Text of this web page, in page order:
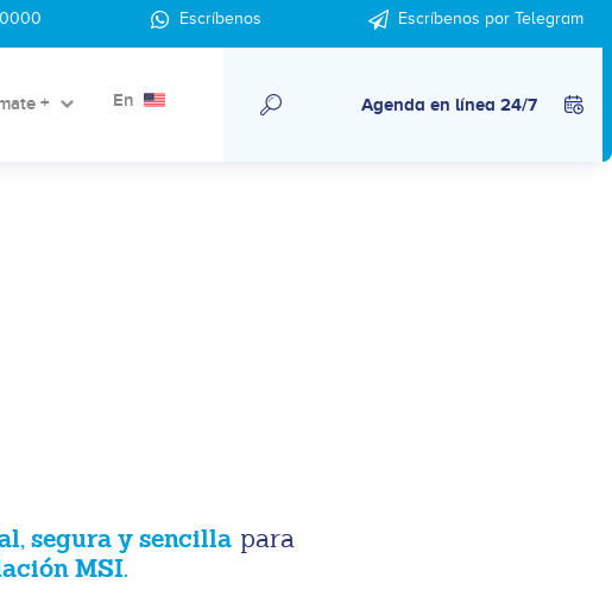
Escríbenos Escríbenos por Telegram
+ En Agenda en línea 24/7
segura y sencillapara
MSI.